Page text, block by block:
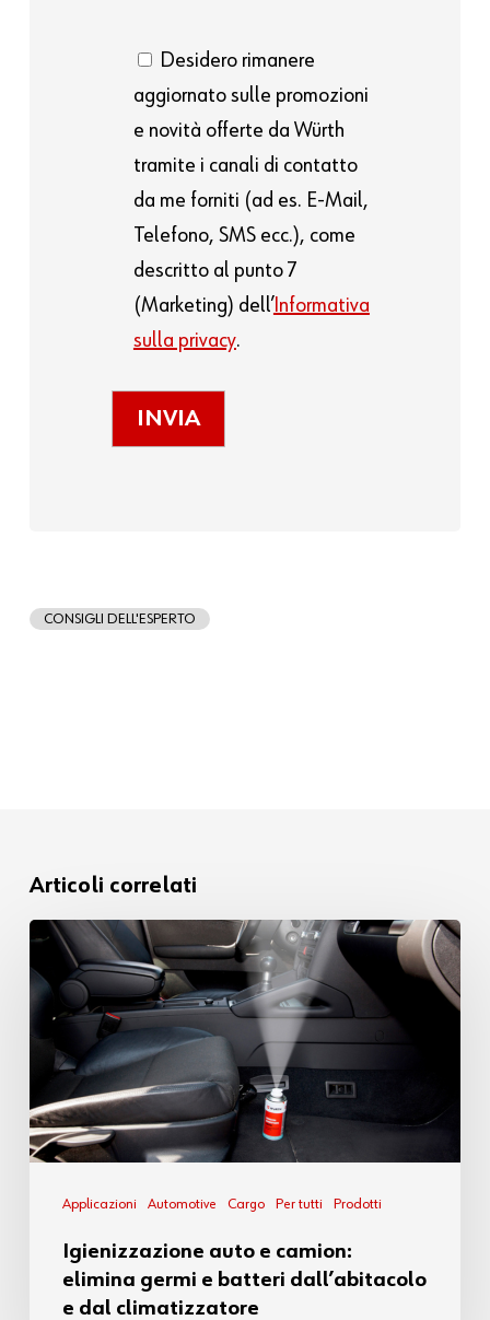
Desidero rimanere
aggiornato sulle promozioni
e novità offerte da Würth
tramite i canali di contatto
da me forniti (ad es. E-Mail,
Telefono, SMS ecc.), come
descritto al punto 7
(Marketing) dell’Informativa
sulla privacy.
CONSIGLI DELL'ESPERTO
Articoli correlati
Applicazioni Automotive Cargo Per tutti Prodotti
Igienizzazione auto e camion:
elimina germi e batteri dall’abitacolo
e dal climatizzatore